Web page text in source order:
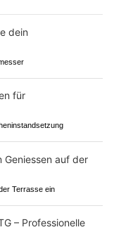
Terrasse ein